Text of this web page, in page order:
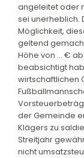
angeleitet oder
sei unerheblich.
Möglichkeit,
geltend
Höhe von ... €
beabsichtigt
wirtschaftlichen
der Gemeinde
Klägers zu
Streitjahr
nicht